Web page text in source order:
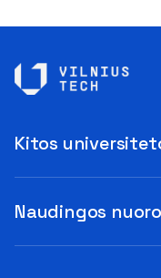
Naudingos
Kitos